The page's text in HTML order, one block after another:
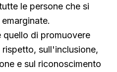
le persone che si
di promuovere
sull'inclusione,
e sul riconoscimento